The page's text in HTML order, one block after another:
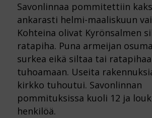
Savonlinnaa pommitettiin
ankarasti helmi-maaliskuun
Kohteina olivat Kyrönsalmen
ratapiha. Puna armeijan
surkea eikä siltaa tai
tuhoamaan. Useita
kirkko tuhoutui. Savonlinnan
pommituksissa kuoli 12 ja
henkilöä.